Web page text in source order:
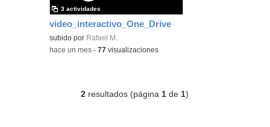
video_interactivo_One_Drive
subido por Rafael M.
3 actividades
-hace un mes -77 visualizaciones
2 resultados (página 1 de 1)